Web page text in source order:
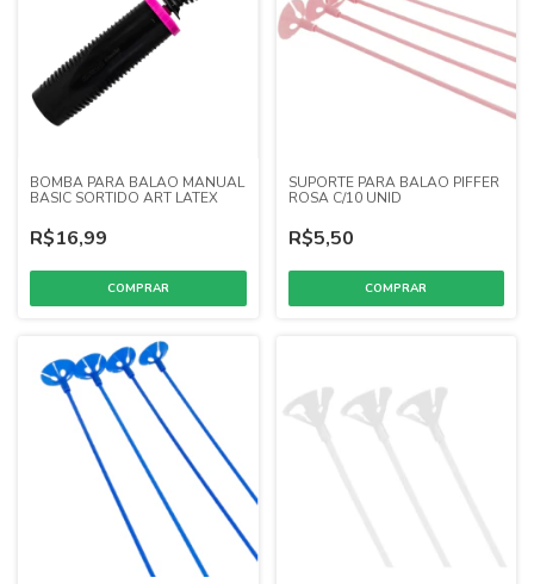
BOMBA PARA BALAO MANUAL
BASIC SORTIDO ART LATEX
R$16,99
SUPORTE PARA BALAO PIFFER
ROSA C/10 UNID
R$5,50